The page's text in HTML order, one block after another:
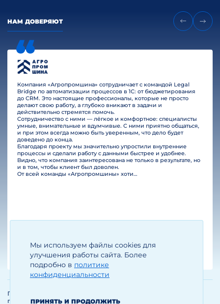
Мы используем файлы cookies для
улучшения работы сайта. Более
подробно в политике
конфиденциальности
ПРИНЯТЬ И ПРОДОЛЖИТЬ
НАМ ДОВЕРЯЮТ
Компания «Агропромшина» сотрудничает с командой Legal
Bridge по автоматизации процессов в 1С: от бюджетирования
до CRM. Это настоящие профессионалы, которые не просто
делают свою работу, а глубоко вникают в задачи и
действительно стремятся помочь.
Сотрудничество с ними — лёгкое и комфортное: специалисты
умные, внимательные и вдумчивые. С ними приятно общаться,
и при этом всегда можно быть уверенным, что дело будет
доведено до конца.
Благодаря проекту мы значительно упростили внутренние
процессы и сделали работу с данными быстрее и удобнее.
Видно, что компания заинтересована не только в результате, но
и в том, чтобы клиент был доволен.
От всей команды «Агропромшины» хотим поблагодарить специалистов Legal Bridge за отличную работу и человеческое отношение.…
Егизарян И.А.
Генеральный директор
Политика обработки и защиты
персональных данных